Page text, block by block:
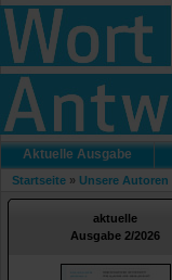
Aktuelle Ausgabe
Startseite » Unsere Autoren
aktuelle
Ausgabe 2/2026